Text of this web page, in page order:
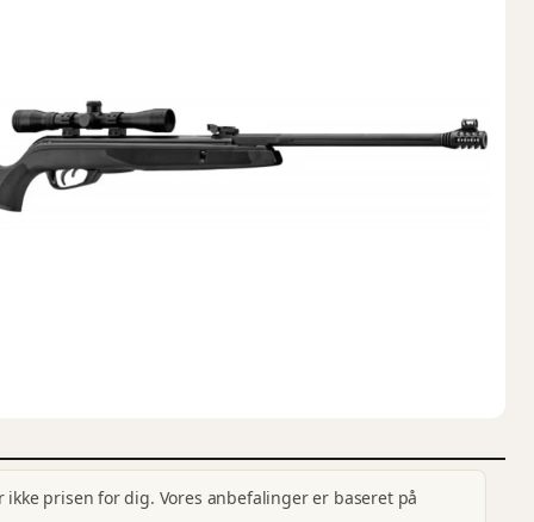
prisen for dig. Vores anbefalinger er baseret på